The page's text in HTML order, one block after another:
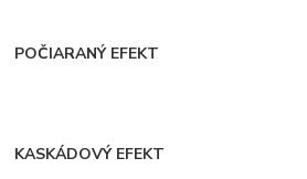
POČIARANÝ EFEKT
KASKÁDOVÝ EFEKT